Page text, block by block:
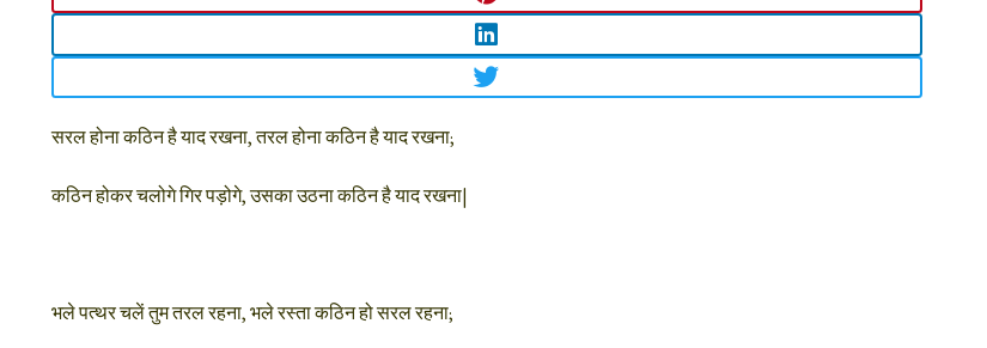
सरल होना कठिन है याद रखना, तरल होना कठिन है याद रखना;
कठिन होकर चलोगे गिर पड़ोगे, उसका उठना कठिन है याद रखना|
भले पत्थर चलें तुम तरल रहना, भले रस्ता कठिन हो सरल रहना;